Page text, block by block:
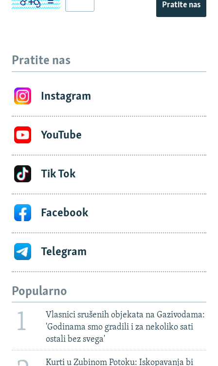
Pratite nas
Pratite nas
Instagram
YouTube
Tik Tok
Facebook
Telegram
Popularno
1
Vlasnici srušenih objekata na Gazivodama:
'Godinama smo gradili i za nekoliko sati
ostali bez svega'
Kurti u Zubinom Potoku: Iskopavanja bi